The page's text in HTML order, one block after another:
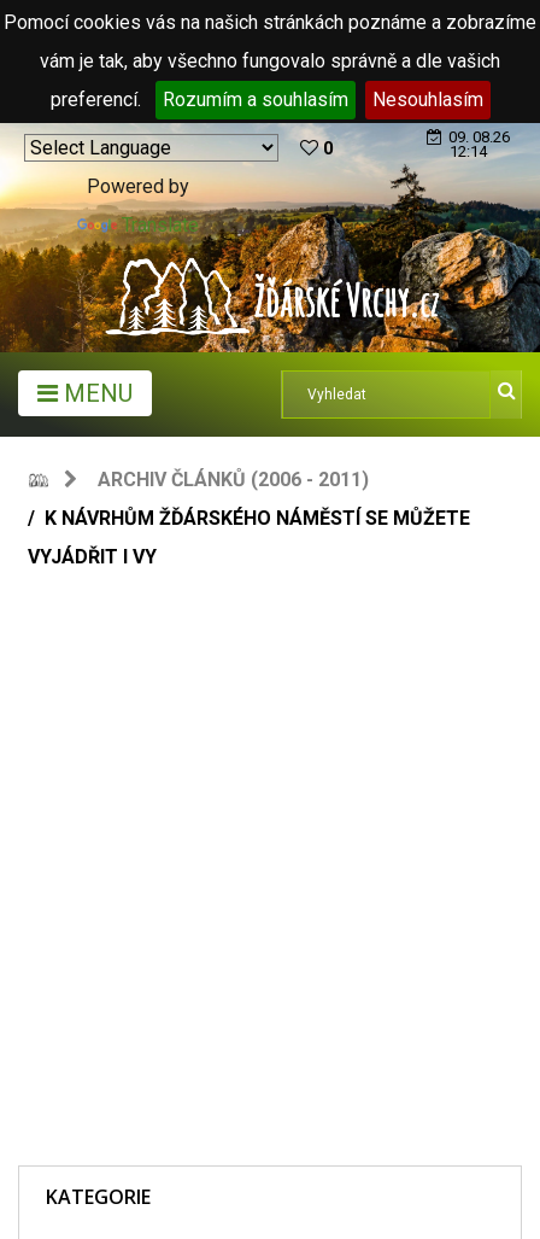
Pomocí cookies vás na našich stránkách poznáme a zobrazíme
vám je tak, aby všechno fungovalo správně a dle vašich
preferencí.
Rozumím a souhlasím Nesouhlasím
Powered by
Translate
0
09. 08.26
12:14
MENU
ARCHIV ČLÁNKŮ (2006 - 2011)
K NÁVRHŮM ŽĎÁRSKÉHO NÁMĚSTÍ SE MŮŽETE
VYJÁDŘIT I VY
KATEGORIE